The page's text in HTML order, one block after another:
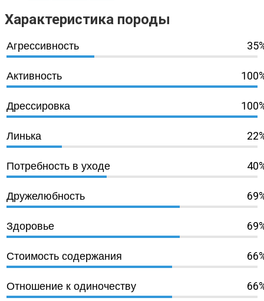
Характеристика породы
Агрессивность
Активность
Дрессировка
Линька
Потребность в уходе
Дружелюбность
Здоровье
Стоимость содержания
Отношение к одиночеству